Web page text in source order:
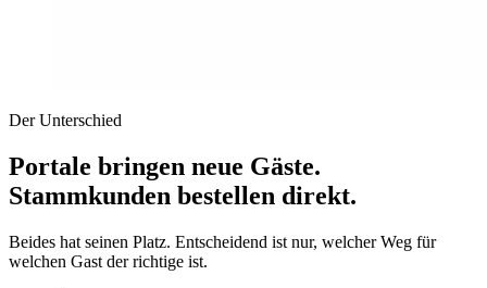
Der Unterschied
Portale bringen neue Gäste.
Stammkunden bestellen direkt.
Beides hat seinen Platz. Entscheidend ist nur, welcher Weg für
welchen Gast der richtige ist.